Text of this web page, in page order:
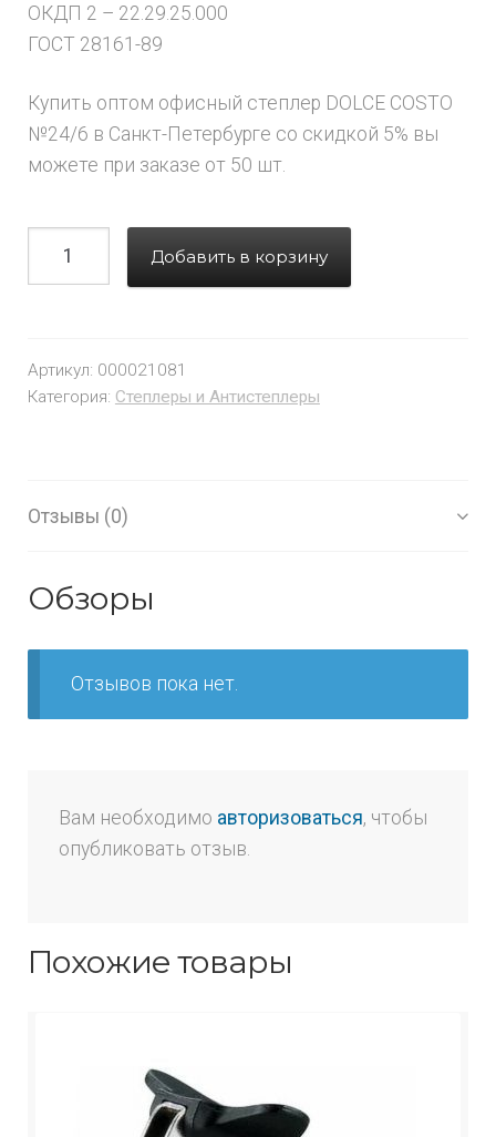
ОКДП 2 – 22.29.25.000
ГОСТ 28161-89
Купить оптом офисный степлер DOLCE COSTO
№24/6 в Санкт-Петербурге со скидкой 5% вы
можете при заказе от 50 шт.
Добавить в корзину
Артикул: 000021081
Категория: Степлеры и Антистеплеры
Отзывы (0)
Обзоры
Отзывов пока нет.
Вам необходимо авторизоваться, чтобы
опубликовать отзыв.
Похожие товары